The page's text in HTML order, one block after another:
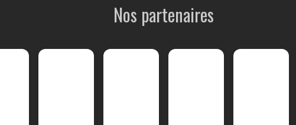
Nos partenaires